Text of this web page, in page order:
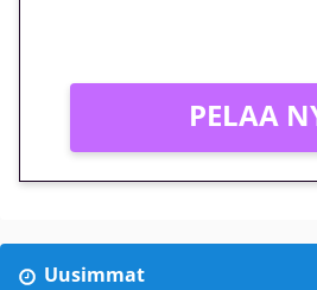
PELAA
Uusimmat